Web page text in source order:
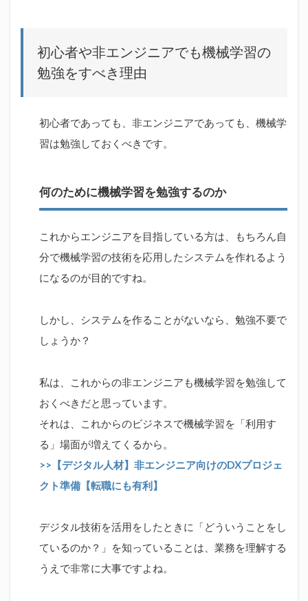
エ
ン
ジ
で
機
の
勉
を
す
べ
き
1.1
何の
械学
勉強
する
のか
初心者
向け機
すめ
Udemy
コース
1.2.1
初心者や非エンジニアでも機械学習の
勉強をすべき理由
初心者であっても、非エンジニアであっても、機械学
習は勉強しておくべきです。
何のために機械学習を勉強するのか
これからエンジニアを目指している方は、もちろん自
分で機械学習の技術を応用したシステムを作れるよう
になるのが目的ですね。
しかし、システムを作ることがないなら、勉強不要で
しょうか？
私は、これからの非エンジニアも機械学習を勉強して
おくべきだと思っています。
それは、これからのビジネスで機械学習を「利用す
る」場面が増えてくるから。
>>【デジタル人材】非エンジニア向けのDXプロジェ
クト準備【転職にも有利】
デジタル技術を活用をしたときに「どういうことをし
ているのか？」を知っていることは、業務を理解する
うえで非常に大事ですよね。